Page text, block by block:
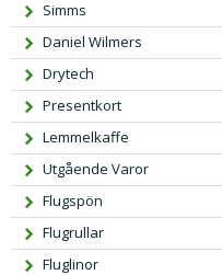
Simms
Daniel Wilmers
Drytech
Presentkort
Lemmelkaffe
Utgående Varor
Flugspön
Flugrullar
Fluglinor